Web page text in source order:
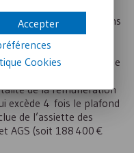
2 160 € pour 2025).
à 2 160 €, les cotisations
chômage et de
salaires (
de la rémunération
excède 4 fois le plafond
de l’assiette des
AGS (soit 188 400 €
Accepter
Cookies